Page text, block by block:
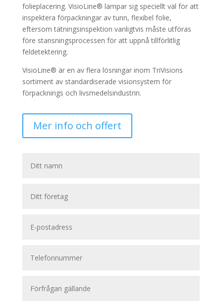
folieplacering. VisioLine® lämpar sig speciellt väl för att
inspektera förpackningar av tunn, flexibel folie,
eftersom tätningsinspektion vanligtvis måste utföras
före stansningsprocessen för att uppnå tillförlitlig
feldetektering.
VisioLine® är en av flera lösningar inom TriVisions
sortiment av standardiserade visionsystem för
förpacknings och livsmedelsindustrin.
Mer info och offert